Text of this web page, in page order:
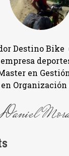
Destino
en
en Organización